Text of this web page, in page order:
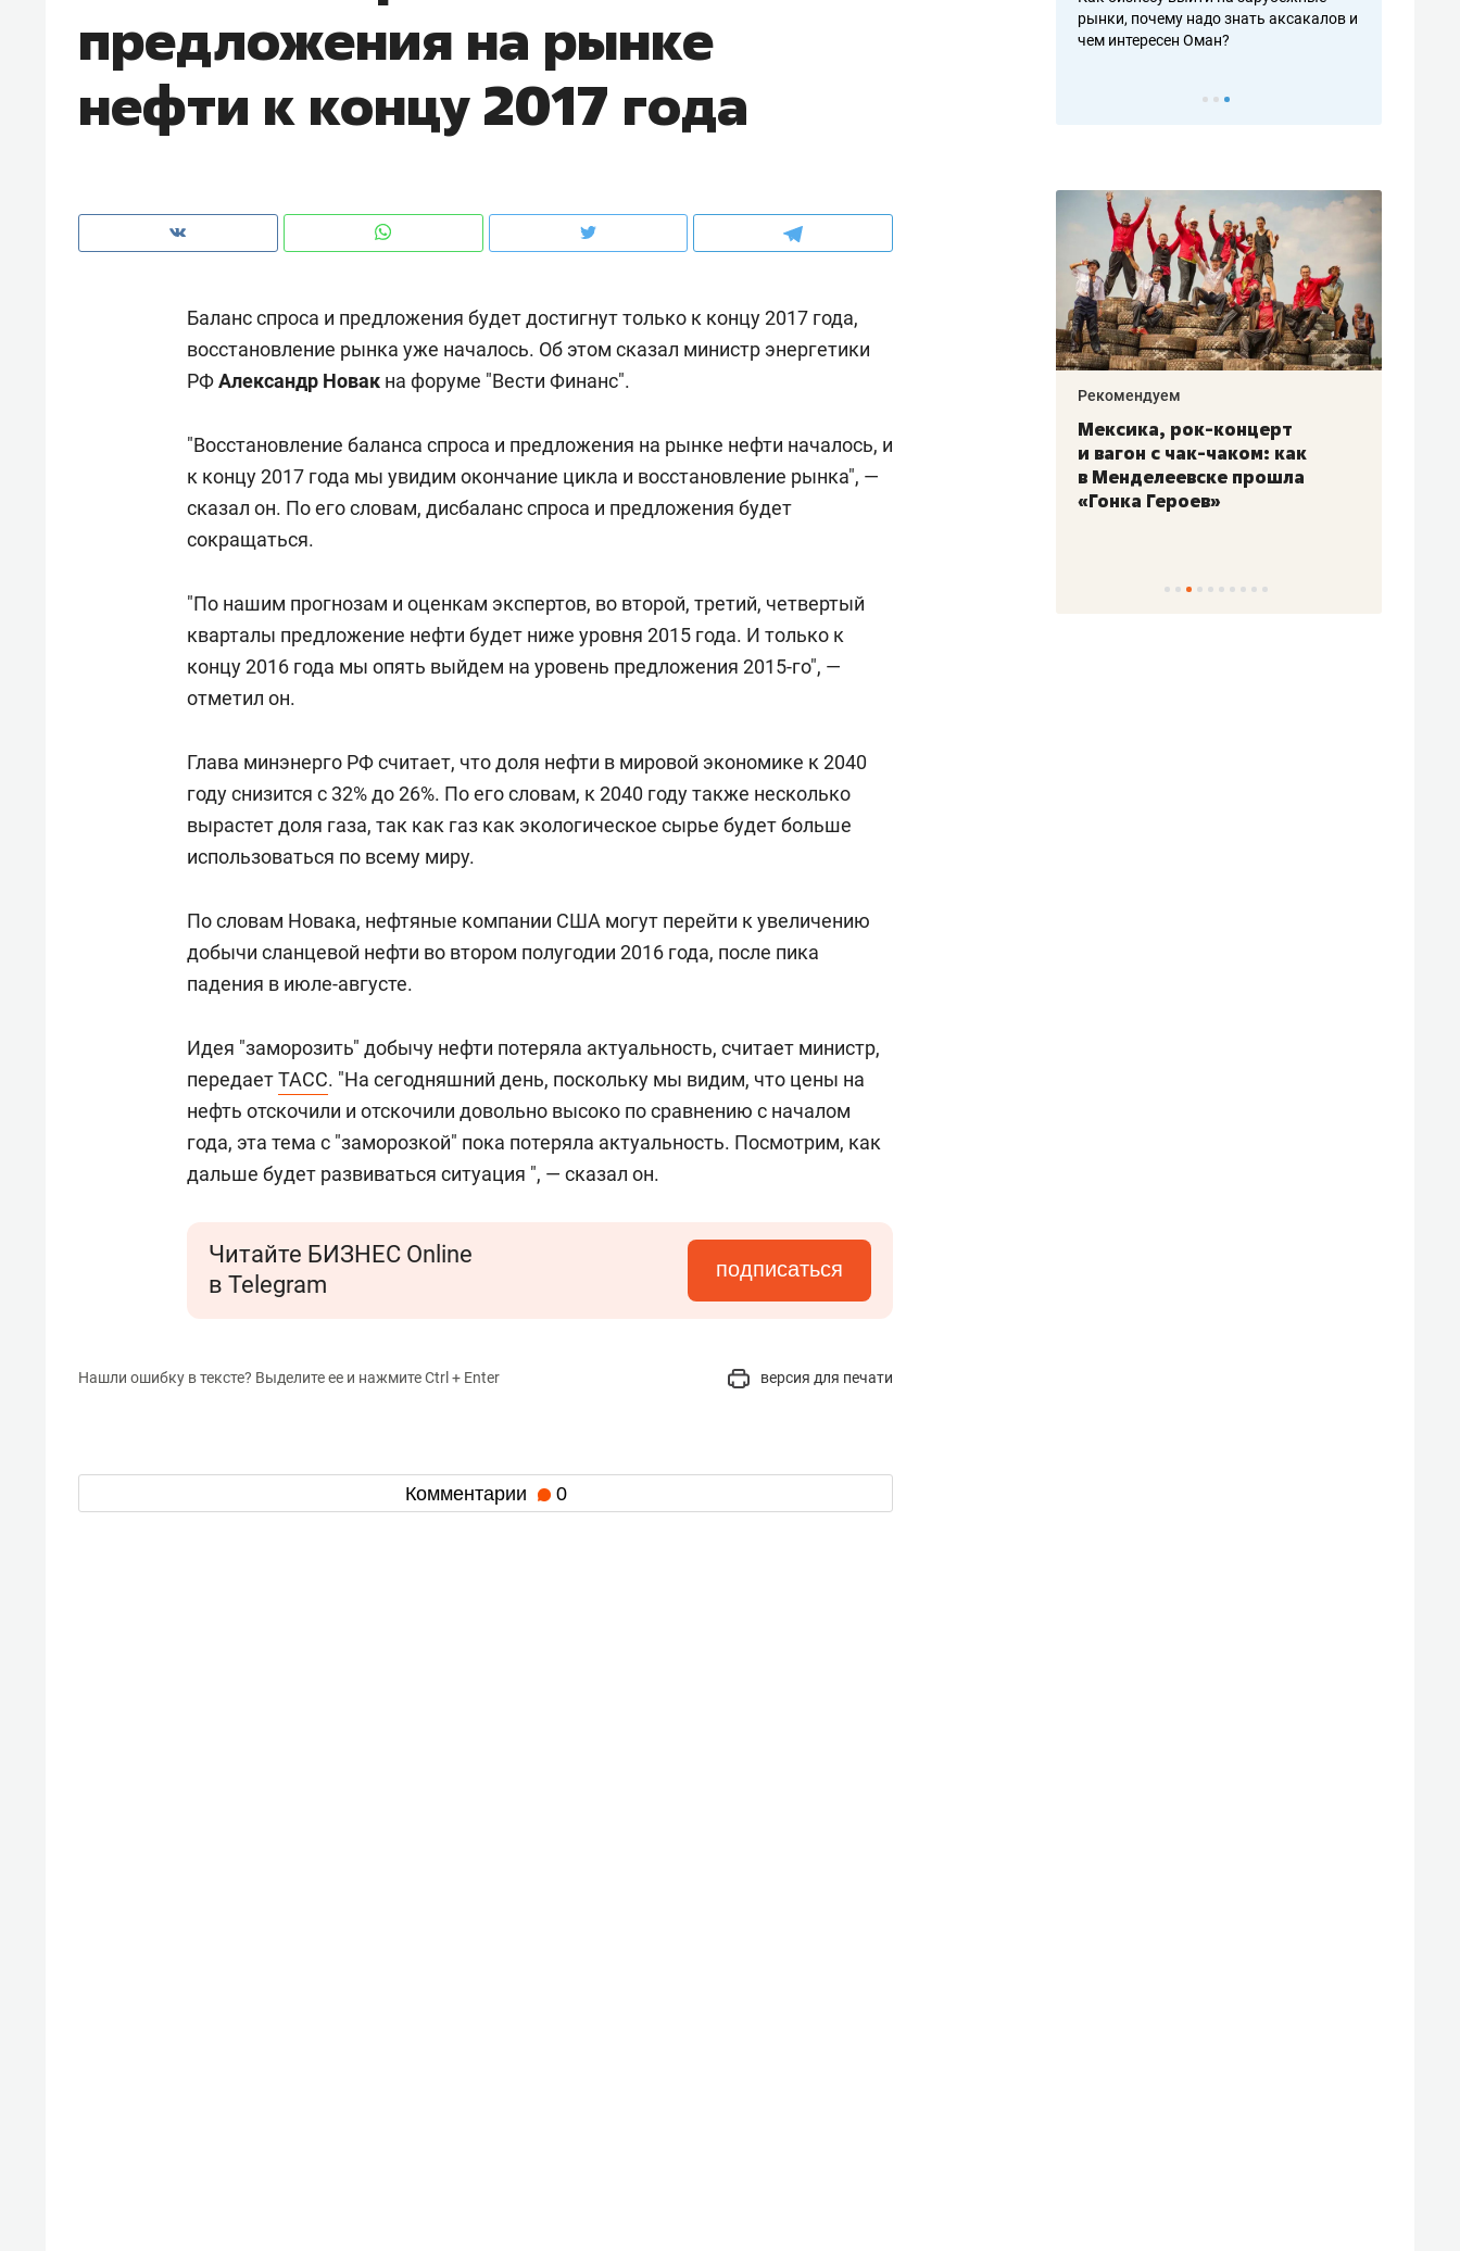
предложения на рынке
нефти к концу 2017 года
Баланс спроса и предложения будет достигнут только к концу 2017 года,
восстановление рынка уже началось. Об этом сказал министр энергетики
РФАлександр Новак на форуме "Вести Финанс".
"Восстановление баланса спроса и предложения на рынке нефти началось, и
к концу 2017 года мы увидим окончание цикла и восстановление рынка", —
сказал он. По его словам, дисбаланс спроса и предложения будет
сокращаться.
"По нашим прогнозам и оценкам экспертов, во второй, третий, четвертый
кварталы предложение нефти будет ниже уровня 2015 года. И только к
концу 2016 года мы опять выйдем на уровень предложения 2015-го", —
отметил он.
Глава минэнерго РФ считает, что доля нефти в мировой экономике к 2040
году снизится с 32% до 26%. По его словам, к 2040 году также несколько
вырастет доля газа, так как газ как экологическое сырье будет больше
использоваться по всему миру.
По словам Новака, нефтяные компании США могут перейти к увеличению
добычи сланцевой нефти во втором полугодии 2016 года, после пика
падения в июле-августе.
Идея "заморозить" добычу нефти потеряла актуальность, считает министр,
передаетТАСС. "На сегодняшний день, поскольку мы видим, что цены на
нефть отскочили и отскочили довольно высоко по сравнению с началом
года, эта тема с "заморозкой" пока потеряла актуальность. Посмотрим, как
дальше будет развиваться ситуация ", — сказал он.
Читайте БИЗНЕС Online
в Telegram
подписаться
Нашли ошибку в тексте? Выделите ее и нажмите Ctrl + Enter версия для печати
Комментарии 0
чем интересен Оман?
клиентах и чудных запросах мастеров
рынки, почему надо знать аксакалов и
чем интересен Оман?
создают оазис жилого
комфорта под Казанью
Рекомендуем
ID вместо ключа: какой будет
безопасность в ЖК «Нова»
природе, работа
с ментальным и физическим
состоянием как основа
антихрупких команд
Рекомендуем
Мексика, рок-концерт
и вагон с чак-чаком: как
в Менделеевске прошла
«Гонка Героев»